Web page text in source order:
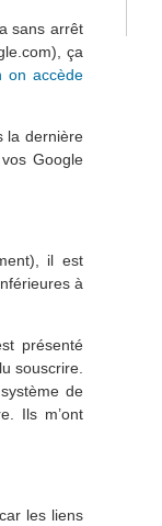
sans arrêt
ça
on accède
la dernière
Google
il est
à
présenté
souscrire.
de
Ils m’ont
les liens